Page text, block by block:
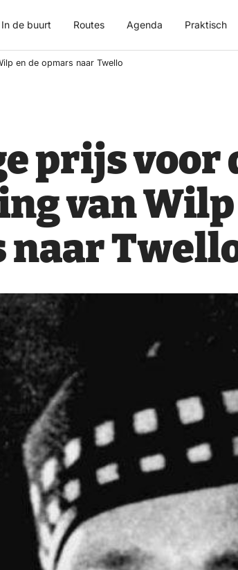
In de buurt Routes Agenda Praktisch
en de opmars naar Twello
prijs voor
van Wilp
naar